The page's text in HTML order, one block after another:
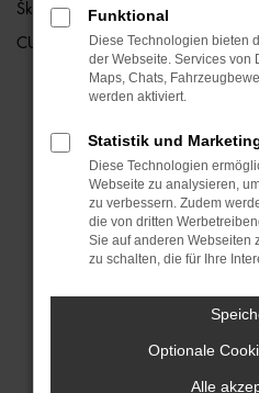
Škoda
CUPRA
Beim Laden ist ein
Hier sind ein paar
Überprüfe deine
Internetverbindung.
deine Suchmaschine?
Prüfe deine
Manche
Funktional
Diese Technologien bieten
der Webseite. Services von
Maps, Chats,
werden aktiviert.
Statistik und
Diese Technologien
Webseite zu analysieren,
zu verbessern. Zudem
die von dritten
Sie auf anderen Webseiten
zu schalten, die für Ihre
Optionale
Alle